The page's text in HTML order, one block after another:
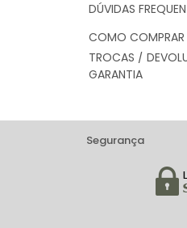
DÚVIDAS
COMO COMPRAR
TROCAS /
GARANTIA
Segurança